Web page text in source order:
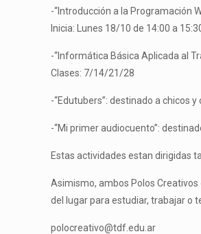
-“Introducción a la Programación
Inicia: Lunes 18/10 de 14:00 a
-“Informática Básica Aplicada al
Clases: 7/14/21/28
-“Edutubers”: destinado a chicos
-“Mi primer audiocuento”:
Estas actividades estan dirigidas
Asimismo, ambos Polos
del lugar para estudiar, trabajar o
polocreativo@tdf.edu.ar